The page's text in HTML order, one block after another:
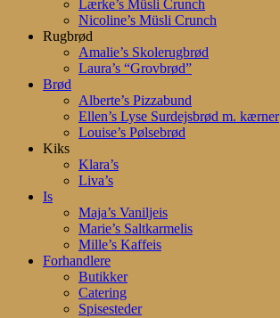
Lærke’s Müsli Crunch
Nicoline’s Müsli Crunch
Rugbrød
Amalie’s Skolerugbrød
Laura’s “Grovbrød”
Brød
Alberte’s Pizzabund
Ellen’s Lyse Surdejsbrød m. kærner
Louise’s Pølsebrød
Kiks
Klara’s
Liva’s
Is
Maja’s Vaniljeis
Marie’s Saltkarmelis
Mille’s Kaffeis
Forhandlere
Butikker
Catering
Spisesteder